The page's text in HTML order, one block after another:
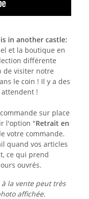
in another castle:
et la boutique en
différente
de visiter notre
le coin ! Il y a des
!
sur place
l'option "Retrait en
votre commande.
quand vos articles
ce qui prend
ouvrés.
la vente peut très
affichée.